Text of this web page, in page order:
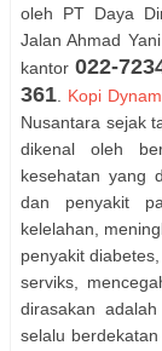
oleh PT Daya
Jalan Ahmad
kantor022-
361
Kopi
Nusantara sejak
dikenal oleh
kesehatan yang
dan penyakit
kelelahan,
penyakit
serviks,
dirasakan
selalu